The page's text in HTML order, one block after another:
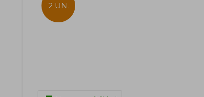
2 UN.